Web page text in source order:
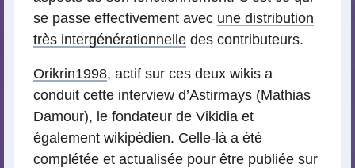
se passe effectivement avec une distribution
très intergénérationnelle des contributeurs.
Orikrin1998, actif sur ces deux wikis a
conduit cette interview d’Astirmays (Mathias
Damour), le fondateur de Vikidia et
également wikipédien. Celle-là a été
complétée et actualisée pour être publiée sur